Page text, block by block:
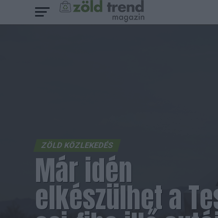
ZÖLD KÖZLEKEDÉS
Már idén
elkészülhet a